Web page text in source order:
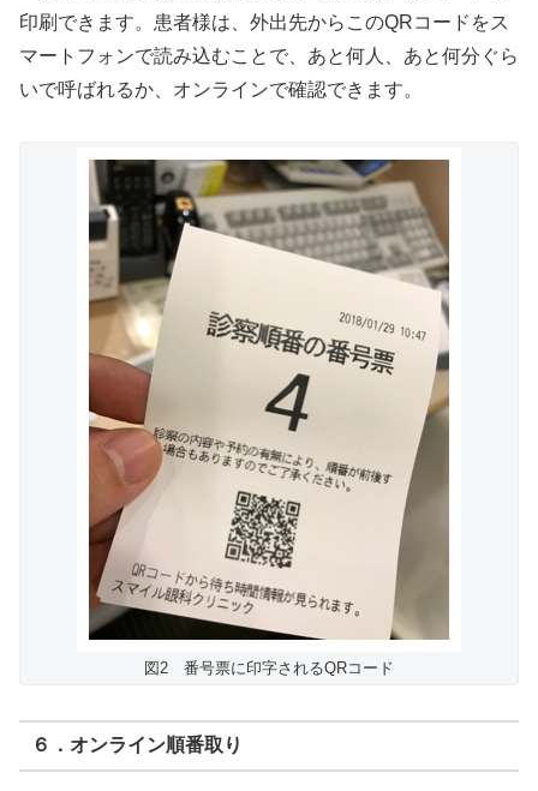
印刷できます。患者様は、外出先からこのQRコードをス
マートフォンで読み込むことで、あと何人、あと何分ぐら
いで呼ばれるか、オンラインで確認できます。
図2 番号票に印字されるQRコード
６．オンライン順番取り